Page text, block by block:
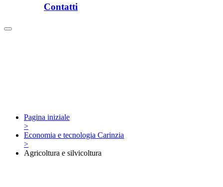
Contatti
Pagina iniziale
>
Economia e tecnologia Carinzia
>
Agricoltura e silvicoltura